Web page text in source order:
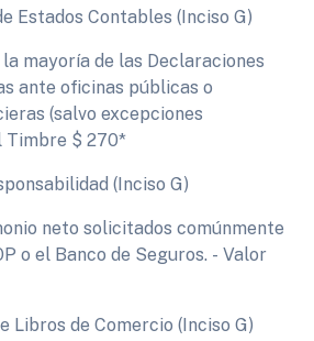
Estados Contables (Inciso G)
mayoría de las Declaraciones
ante oficinas públicas o
(salvo excepciones
Timbre $ 270*
(Inciso G)
neto solicitados comúnmente
o el Banco de Seguros. - Valor
Libros de Comercio (Inciso G)